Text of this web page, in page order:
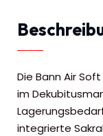
Die Bann Air
im
integrierte